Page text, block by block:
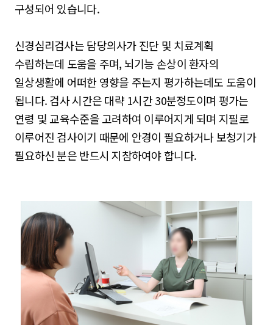
구성되어 있습니다.
신경심리검사는 담당의사가 진단 및 치료계획
수립하는데 도움을 주며, 뇌기능 손상이 환자의
일상생활에 어떠한 영향을 주는지 평가하는데도 도움이
됩니다. 검사 시간은 대략 1시간 30분정도이며 평가는
연령 및 교육수준을 고려하여 이루어지게 되며 지필로
이루어진 검사이기 때문에 안경이 필요하거나 보청기가
필요하신 분은 반드시 지참하여야 합니다.